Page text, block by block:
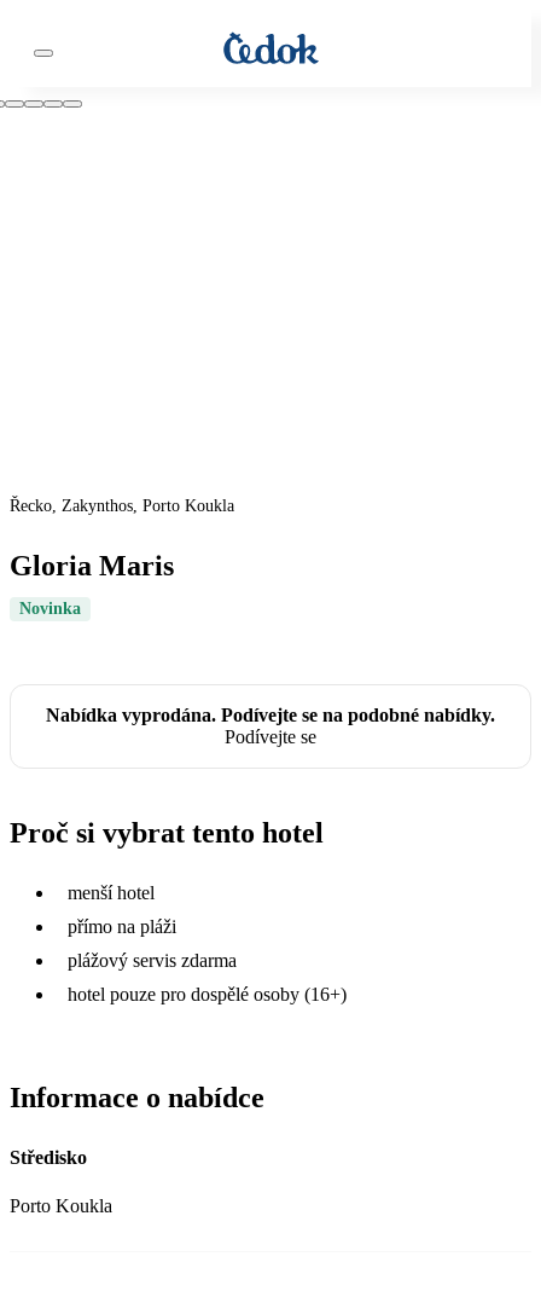
Řecko, Zakynthos, Porto Koukla
Gloria Maris
Novinka
Nabídka vyprodána. Podívejte se na podobné nabídky.
Podívejte se
Proč si vybrat tento hotel
menší hotel
přímo na pláži
plážový servis zdarma
hotel pouze pro dospělé osoby (16+)
Informace o nabídce
Středisko
Porto Koukla